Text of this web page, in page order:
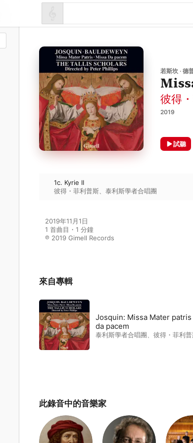
若斯坎 · 德
彼得
2019
試聽
1c. Kyrie II
彼得・菲利普斯
泰利斯學者合唱團
2019年11月1日
1 首曲目・1 分鐘
℗ 2019 Gimell Records
來自專輯
Josquin: Missa Mater
da pacem
泰利斯學者合唱團 彼得・菲利
此錄音中的音樂家